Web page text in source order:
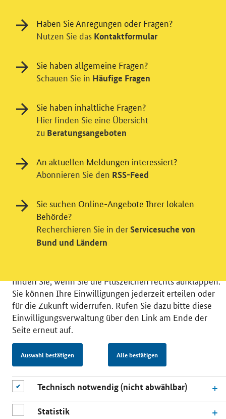
© 2026 Bundesministerium für Wirtschaft und Energie
RSS
Benutzerhinweise
Inhaltsverzeichnis
Impressum
Barrierefreiheit
Datenschutz
Einwilligungsverwaltung
Einwilligung in Tracking und / oder
Videodienst
verschiedene Zusatzdienste unserer Webseite: Wir
möchten die Nutzeraktivität mit Hilfe
datenschutzfreundlicher Statistiken verstehen, um
unsere Öffentlichkeitsarbeit zu verbessern. Zusätzlich
finden Sie, wenn Sie die Pluszeichen rechts aufklappen.
Sie können Ihre Einwilligungen jederzeit erteilen oder
für die Zukunft widerrufen. Rufen Sie dazu bitte diese
Einwilligungsverwaltung über den Link am Ende der
Seite erneut auf.
Auswahl bestätigen Alle bestätigen
Technisch notwendig (nicht abwählbar)
Statistik
Haben Sie Anregungen oder Fragen?
Nutzen Sie das Kontaktformular
Sie haben allgemeine Fragen?
Schauen Sie in Häufige Fragen
Sie haben inhaltliche Fragen?
Hier finden Sie eine Übersicht
zu Beratungsangeboten
An aktuellen Meldungen interessiert?
Abonnieren Sie den RSS-Feed
Sie suchen Online-Angebote Ihrer lokalen
Behörde?
Recherchieren Sie in der Servicesuche von
Bund und Ländern